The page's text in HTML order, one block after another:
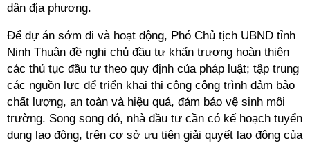
dân địa phương.
Để dự án sớm đi và hoạt động, Phó Chủ tịch UBND tỉnh
Ninh Thuận đề nghị chủ đầu tư khẩn trương hoàn thiện
các thủ tục đầu tư theo quy định của pháp luật; tập trung
các nguồn lực để triển khai thi công công trình đảm bảo
chất lượng, an toàn và hiệu quả, đảm bảo vệ sinh môi
trường. Song song đó, nhà đầu tư cần có kế hoạch tuyển
dụng lao động, trên cơ sở ưu tiên giải quyết lao động của